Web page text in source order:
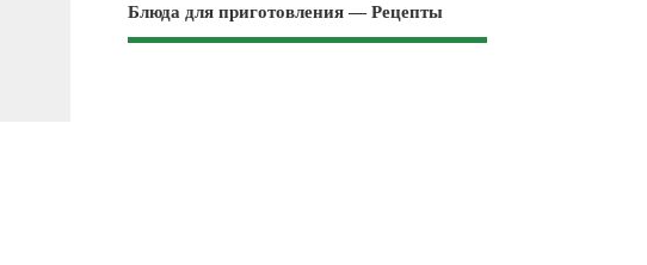
Блюда для приготовления — Рецепты